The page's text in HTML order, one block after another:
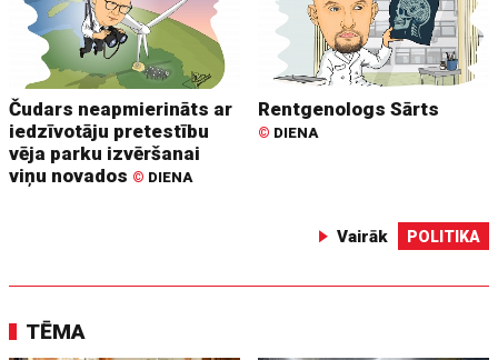
Čudars neapmierināts ar
iedzīvotāju pretestību
vēja parku izvēršanai
viņu novados © DIENA
Rentgenologs Sārts
© DIENA
Vairāk POLITIKA
TĒMA